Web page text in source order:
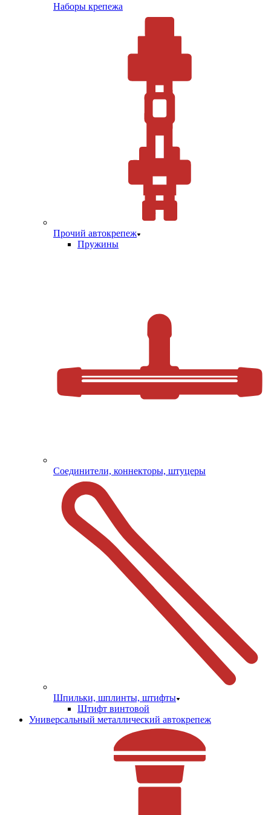
Наборы крепежа
Прочий автокрепеж
Пружины
Соединители, коннекторы, штуцеры
Шпильки, шплинты, штифты
Штифт винтовой
Универсальный металлический автокрепеж